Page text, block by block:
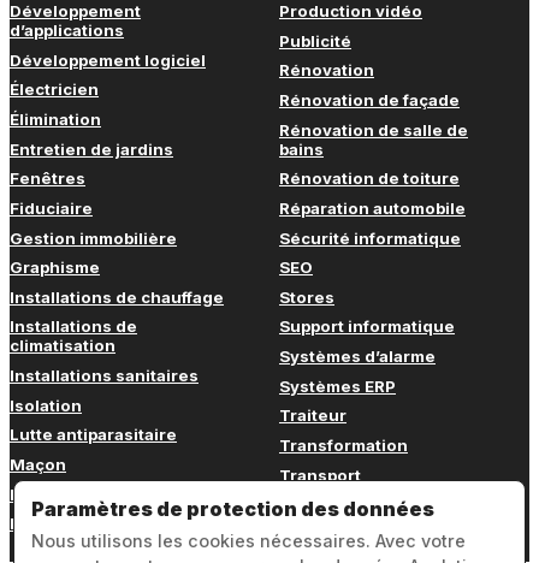
Développement
d’applications
Développement logiciel
Électricien
Élimination
Entretien de jardins
Fenêtres
Fiduciaire
Gestion immobilière
Graphisme
Installations de chauffage
Installations de
climatisation
Installations sanitaires
Isolation
Lutte antiparasitaire
Maçon
Marketing
Marketing en ligne
Production vidéo
Publicité
Rénovation
Rénovation de façade
Rénovation de salle de
bains
Rénovation de toiture
Réparation automobile
Sécurité informatique
SEO
Stores
Support informatique
Systèmes d’alarme
Systèmes ERP
Traiteur
Transformation
Transport
Transport de meubles
Paramètres de protection des données
Nous utilisons les cookies nécessaires. Avec votre